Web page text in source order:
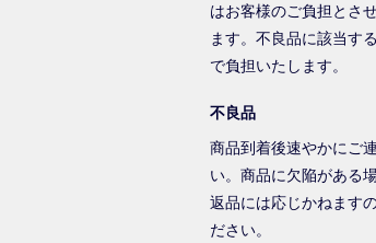
はお客様のご負担とさ
ます。不良品に該当す
で負担いたします。
不良品
商品到着後速やかにご
い。商品に欠陥がある
返品には応じかねます
ださい。